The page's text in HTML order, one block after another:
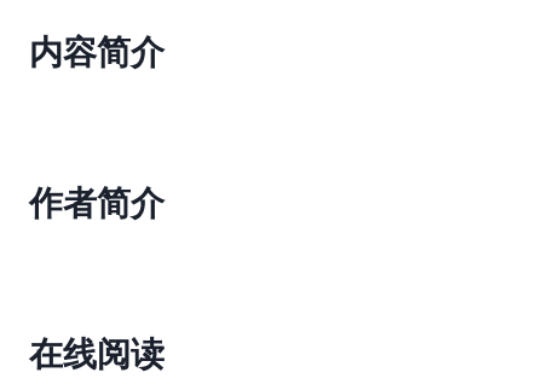
内容简介
作者简介
在线阅读